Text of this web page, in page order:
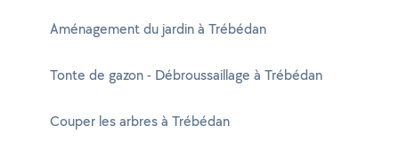
Aménagement du jardin à Trébédan
Tonte de gazon - Débroussaillage à Trébédan
Couper les arbres à Trébédan